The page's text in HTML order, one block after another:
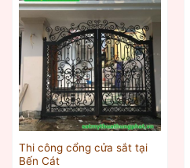
Thi công cổng cửa sắt tại
Bến Cát